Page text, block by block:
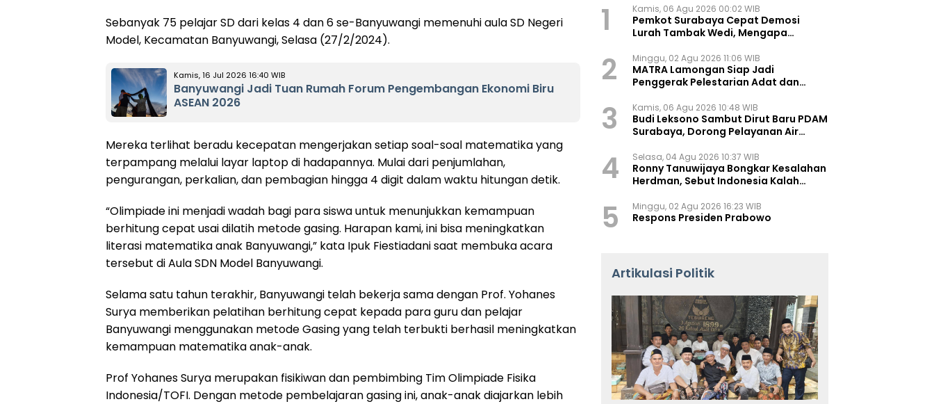
Sebanyak 75 pelajar SD dari kelas 4 dan 6 se-Banyuwangi memenuhi aula SD Negeri
Model, Kecamatan Banyuwangi, Selasa (27/2/2024).
Kamis, 16 Jul 2026 16:40 WIB
Banyuwangi Jadi Tuan Rumah Forum Pengembangan Ekonomi Biru
ASEAN 2026
Mereka terlihat beradu kecepatan mengerjakan setiap soal-soal matematika yang
terpampang melalui layar laptop di hadapannya. Mulai dari penjumlahan,
pengurangan, perkalian, dan pembagian hingga 4 digit dalam waktu hitungan detik.
“Olimpiade ini menjadi wadah bagi para siswa untuk menunjukkan kemampuan
berhitung cepat usai dilatih metode gasing. Harapan kami, ini bisa meningkatkan
literasi matematika anak Banyuwangi,” kata Ipuk Fiestiadani saat membuka acara
tersebut di Aula SDN Model Banyuwangi.
Selama satu tahun terakhir, Banyuwangi telah bekerja sama dengan Prof. Yohanes
Surya memberikan pelatihan berhitung cepat kepada para guru dan pelajar
Banyuwangi menggunakan metode Gasing yang telah terbukti berhasil meningkatkan
kemampuan matematika anak-anak.
Prof Yohanes Surya merupakan fisikiwan dan pembimbing Tim Olimpiade Fisika
Indonesia/TOFI. Dengan metode pembelajaran gasing ini, anak-anak diajarkan lebih
1 Kamis, 06 Agu 2026 00:02 WIB
Pemkot Surabaya Cepat Demosi
Lurah Tambak Wedi, Mengapa
2 Minggu, 02 Agu 2026 11:06 WIB
MATRA Lamongan Siap Jadi
Penggerak Pelestarian Adat dan
3 Kamis, 06 Agu 2026 10:48 WIB
Budi Leksono Sambut Dirut Baru PDAM
Surabaya, Dorong Pelayanan Air
4 Selasa, 04 Agu 2026 10:37 WIB
Ronny Tanuwijaya Bongkar Kesalahan
Herdman, Sebut Indonesia Kalah
5 Minggu, 02 Agu 2026 16:23 WIB
Respons Presiden Prabowo
Artikulasi Politik